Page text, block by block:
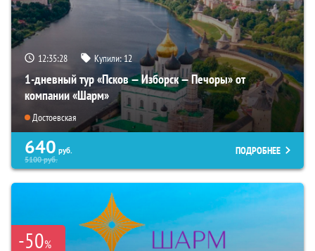
12:35:26 Купили:12
1-дневный тур «Псков — Изборск — Печоры» от
компании «Шарм»
Достоевская
640 руб.
5100руб.
ПОДРОБНЕЕ
-50%